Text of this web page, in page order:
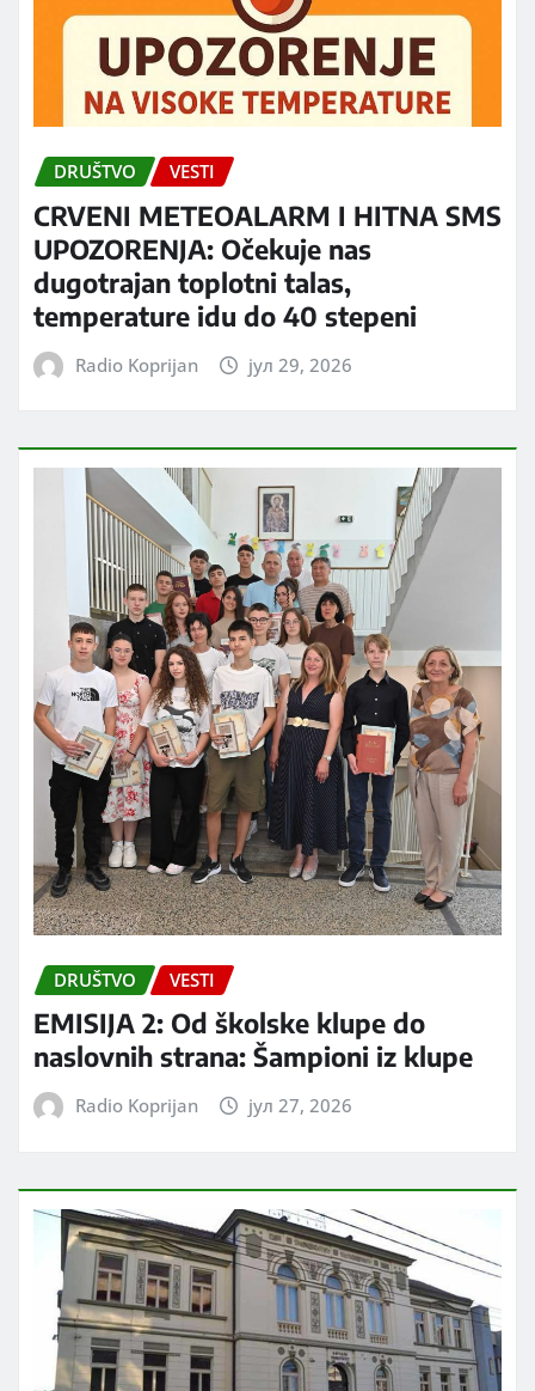
DRUŠTVO VESTI
CRVENI METEOALARM I HITNA SMS
UPOZORENJA: Očekuje nas
dugotrajan toplotni talas,
temperature idu do 40 stepeni
Radio Koprijan јул 29, 2026
DRUŠTVO VESTI
EMISIJA 2: Od školske klupe do
naslovnih strana: Šampioni iz klupe
Radio Koprijan јул 27, 2026